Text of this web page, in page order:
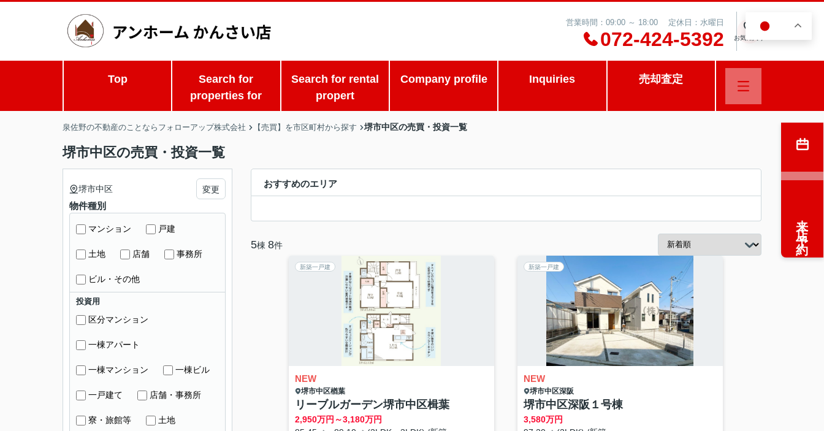
営業時間：09:00 ～ 18:00 定休日：水曜日
072-424-5392 お気に入り
Top
Search for
properties for
Search for rental
propert
Company profile Inquiries 売却査定
泉佐野の不動産のことならフォローアップ株式会社 【売買】を市区町村から探す 堺市中区の売買・投資一覧
堺市中区の売買・投資一覧
おすすめのエリア
5棟 8件
新築一戸建
NEW
堺市中区楢葉
リーブルガーデン堺市中区楫葉
2,950万円～3,180万円
新築一戸建
NEW
堺市中区深阪
堺市中区深阪１号棟
3,580万円
堺市中区 変更
物件種別
マンション 戸建
土地 店舗 事務所
ビル・その他
投資用
区分マンション
一棟アパート
一棟マンション 一棟ビル
一戸建て 店舗・事務所
寮・旅館等 土地
来店予約